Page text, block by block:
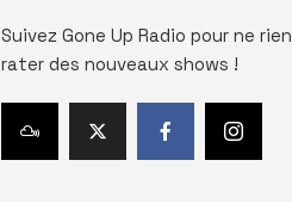
Suivez Gone Up Radio pour ne rien
rater des nouveaux shows !